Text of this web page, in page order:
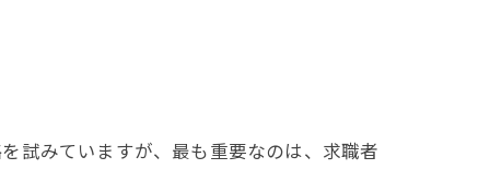
試みていますが、最も重要なのは、求職者